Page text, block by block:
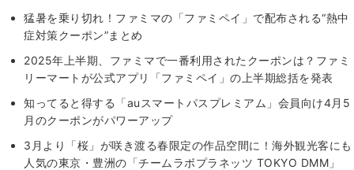
猛暑を乗り切れ！ファミマの「ファミペイ」で配布される“熱中
症対策クーポン”まとめ
2025年上半期、ファミマで一番利用されたクーポンは？ファミ
リーマートが公式アプリ「ファミペイ」の上半期総括を発表
知ってると得する「auスマートパスプレミアム」会員向け4月5
月のクーポンがパワーアップ
3月より「桜」が咲き渡る春限定の作品空間に！海外観光客にも
人気の東京・豊洲の「チームラボプラネッツ TOKYO DMM」